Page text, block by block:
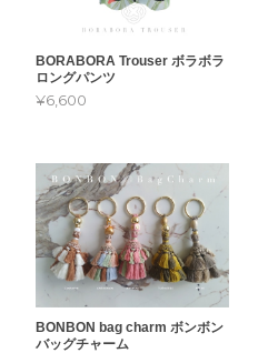
BORABORA Trouser ボラボラ
ロングパンツ
¥6,600
BONBON bag charm ボンボン
バッグチャーム